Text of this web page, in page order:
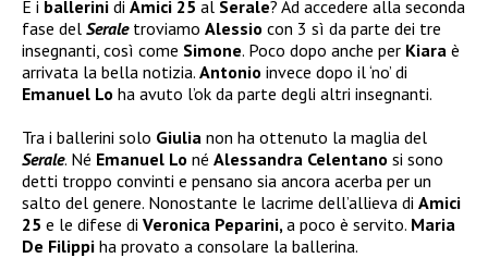
E i ballerini di Amici 25 al Serale? Ad accedere alla seconda
fase del Seraletroviamo Alessio con 3 sì da parte dei tre
insegnanti, così come Simone. Poco dopo anche per Kiara è
arrivata la bella notizia. Antonio invece dopo il ‘no’ di
Emanuel Lo ha avuto l’ok da parte degli altri insegnanti.
Tra i ballerini solo Giulia non ha ottenuto la maglia del
Serale. Né Emanuel Lo né Alessandra Celentano si sono
detti troppo convinti e pensano sia ancora acerba per un
salto del genere. Nonostante le lacrime dell’allieva di Amici
25 e le difese di Veronica Peparini, a poco è servito. Maria
De Filippi ha provato a consolare la ballerina.